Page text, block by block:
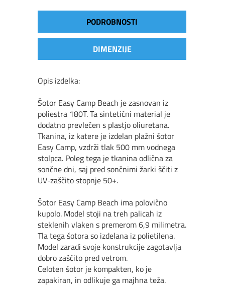
PODROBNOSTI
DIMENZIJE
Opis izdelka:
Šotor Easy Camp Beach je zasnovan iz
poliestra 180T. Ta sintetični material je
dodatno prevlečen s plastjo oliuretana.
Tkanina, iz katere je izdelan plažni šotor
Easy Camp, vzdrži tlak 500 mm vodnega
stolpca. Poleg tega je tkanina odlična za
sončne dni, saj pred sončnimi žarki ščiti z
UV-zaščito stopnje 50+.
Šotor Easy Camp Beach ima polovično
kupolo. Model stoji na treh palicah iz
steklenih vlaken s premerom 6,9 milimetra.
Tla tega šotora so izdelana iz polietilena.
Model zaradi svoje konstrukcije zagotavlja
dobro zaščito pred vetrom.
Celoten šotor je kompakten, ko je
zapakiran, in odlikuje ga majhna teža.